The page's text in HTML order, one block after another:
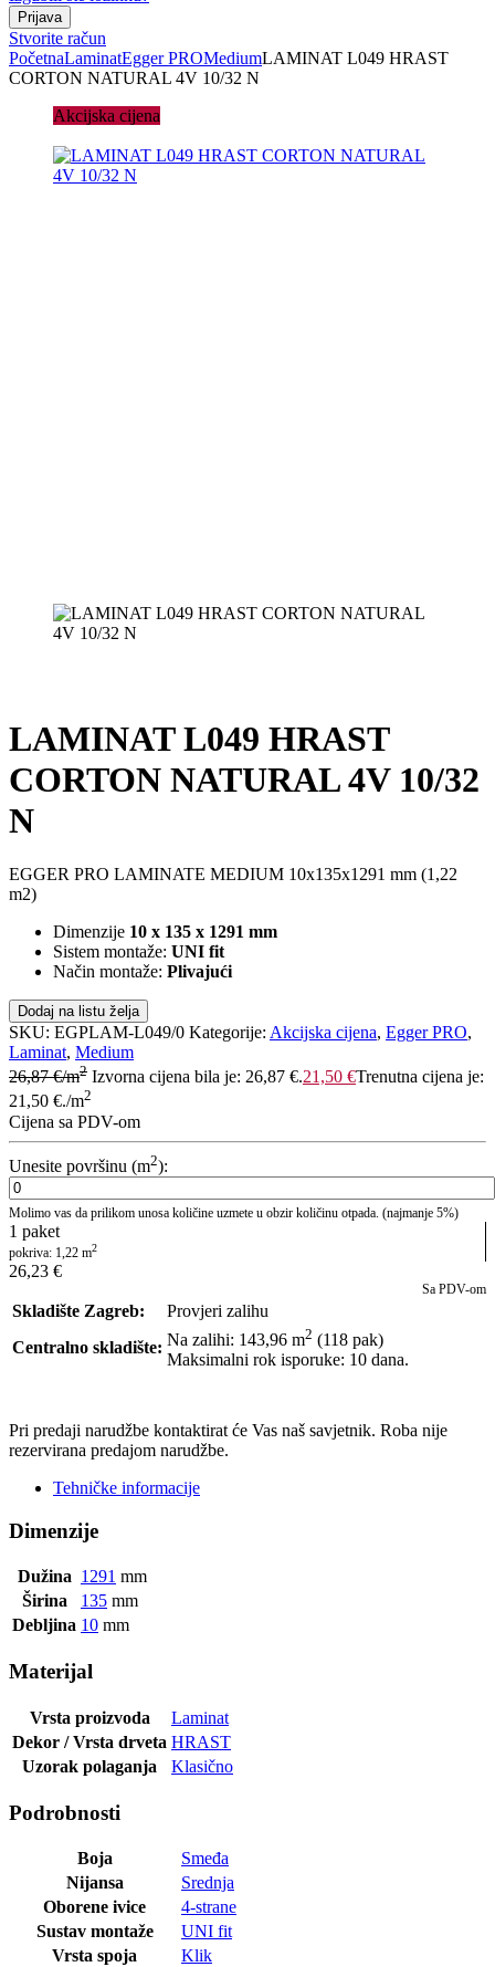
Stvorite račun
PočetnaLaminatEgger PROMediumLAMINAT L049 HRAST
CORTON NATURAL 4V 10/32 N
Akcijska cijena
LAMINAT L049 HRAST
CORTON NATURAL 4V 10/32
N
EGGER PRO LAMINATE MEDIUM 10x135x1291 mm (1,22
m2)
Dimenzije 10 x 135 x 1291 mm
Sistem montaže: UNI fit
Način montaže: Plivajući
Dodaj na listu želja
SKU: EGPLAM-L049/0 Kategorije: Akcijska cijena, Egger PRO,
Laminat, Medium
26,87€/m2 Izvorna cijena bila je: 26,87 €.21,50 €Trenutna cijena je:
21,50 €./m2
Cijena sa PDV-om
Unesite površinu (m2):
Molimo vas da prilikom unosa količine uzmete u obzir količinu otpada. (najmanje 5%)
1 paket
pokriva: 1,22 m2
26,23 €
Sa PDV-om
Skladište Zagreb:
Provjeri zalihu
Centralno skladište: Na zalihi: 143,96 m2 (118 pak)
Maksimalni rok isporuke: 10 dana.
Pri predaji narudžbe kontaktirat će Vas naš savjetnik. Roba nije
rezervirana predajom narudžbe.
Tehničke informacije
Dimenzije
Dužina 1291 mm
Širina
135 mm
Debljina 10 mm
Materijal
Vrsta proizvoda
Laminat
Dekor / Vrsta drveta HRAST
Uzorak polaganja
Klasično
Podrobnosti
Boja
Smeđa
Nijansa
Srednja
Oborene ivice
4-strane
Sustav montaže
UNI fit
Vrsta spoja
Klik